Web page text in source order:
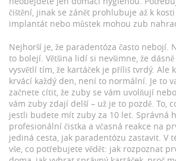
čištění, jinak se zánět prohlubuje až k
implantát nebo můstek mohou zub
Nejhorší je, že paradentóza často nebojí.
to bolejí. Většina lidí si nevšimne, že
vysvětlí tím, že kartáček je příliš tvrdý. Ale
krvácí každý den, není to normální. Je to
začnete cítit, že zuby se vám uvolňují
vám zuby zdají delší – už je to pozdě. To,
jestli budete mít zuby za 10 let. Správná
profesionální čistka a včasná reakce na
jediná cesta, jak paradentózu zastavit. V
vše, co potřebujete vědět: jak rozpoznat